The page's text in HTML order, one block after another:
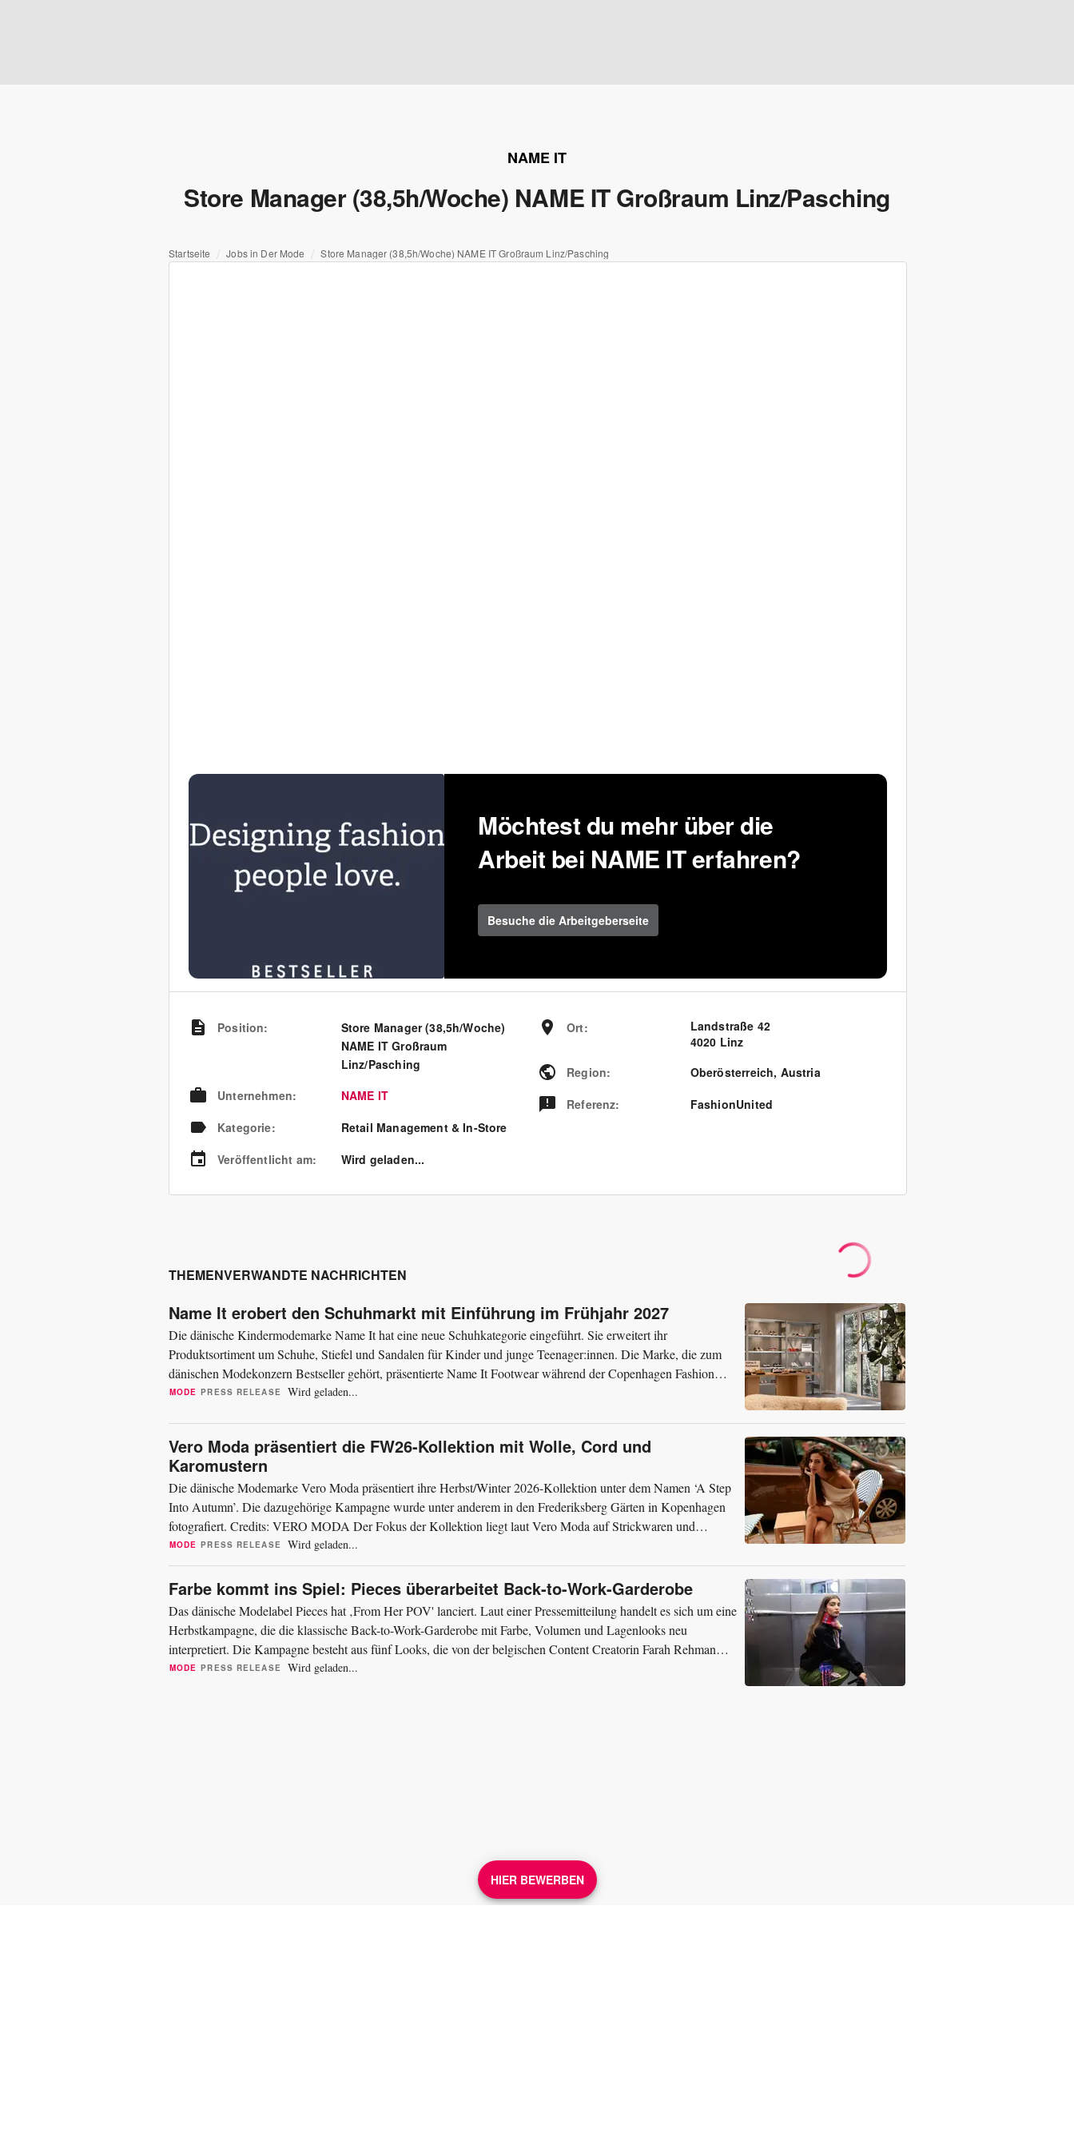
NAME IT
Store Manager (38,5h/Woche) NAME IT Großraum Linz/Pasching
Startseite Jobs in Der Mode Store Manager (38,5h/Woche) NAME IT Großraum Linz/Pasching
HIER BEWERBEN
Möchtest du mehr über die
Arbeit bei NAME IT erfahren?
Besuche die Arbeitgeberseite
Position:
Store Manager (38,5h/Woche)
NAME IT Großraum
Linz/Pasching
Unternehmen:
NAME IT
Kategorie:
Retail Management & In-Store
Veröffentlicht am: Wird geladen...
Ort:
Landstraße 42
4020 Linz
Region: Oberösterreich, Austria
Referenz: FashionUnited
THEMENVERWANDTE NACHRICHTEN
Name It erobert den Schuhmarkt mit Einführung im Frühjahr 2027
Die dänische Kindermodemarke Name It hat eine neue Schuhkategorie eingeführt. Sie erweitert ihr
Produktsortiment um Schuhe, Stiefel und Sandalen für Kinder und junge Teenager:innen. Die Marke, die zum
dänischen Modekonzern Bestseller gehört, präsentierte Name It Footwear während der Copenhagen Fashion
Week 2026. Die Erweiterung ist eine der größ...
MODE PRESS RELEASE Wird geladen...
Vero Moda präsentiert die FW26-Kollektion mit Wolle, Cord und
Karomustern
Die dänische Modemarke Vero Moda präsentiert ihre Herbst/Winter 2026-Kollektion unter dem Namen ‘A Step
Into Autumn’. Die dazugehörige Kampagne wurde unter anderem in den Frederiksberg Gärten in Kopenhagen
fotografiert. Credits: VERO MODA Der Fokus der Kollektion liegt laut Vero Moda auf Strickwaren und
Statement-Mänteln, die schwere und leichte...
MODE PRESS RELEASE Wird geladen...
Farbe kommt ins Spiel: Pieces überarbeitet Back-to-Work-Garderobe
Das dänische Modelabel Pieces hat ‚From Her POV' lanciert. Laut einer Pressemitteilung handelt es sich um eine
Herbstkampagne, die die klassische Back-to-Work-Garderobe mit Farbe, Volumen und Lagenlooks neu
interpretiert. Die Kampagne besteht aus fünf Looks, die von der belgischen Content Creatorin Farah Rehman
ausgewählt wurden und auf...
MODE PRESS RELEASE Wird geladen...